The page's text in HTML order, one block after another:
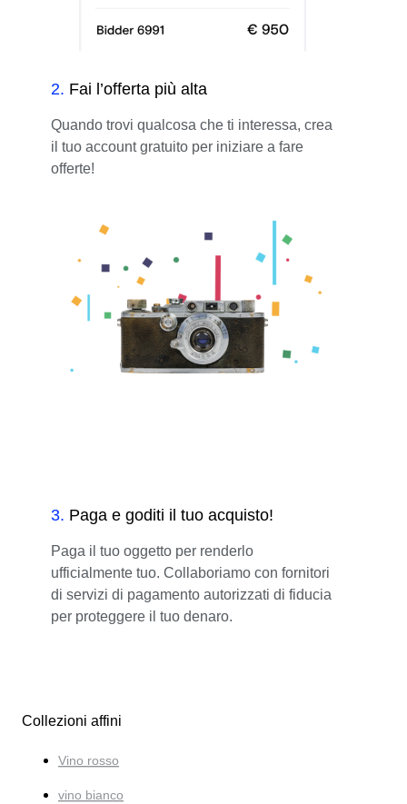
2. Fai l’offerta più alta
Quando trovi qualcosa che ti interessa, crea
il tuo account gratuito per iniziare a fare
offerte!
3. Paga e goditi il tuo acquisto!
Paga il tuo oggetto per renderlo
ufficialmente tuo. Collaboriamo con fornitori
di servizi di pagamento autorizzati di fiducia
per proteggere il tuo denaro.
Collezioni affini
Vino rosso
vino bianco